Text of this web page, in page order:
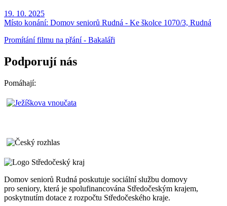
19. 10. 2025
Místo konání: Domov seniorů Rudná - Ke školce 1070/3, Rudná
Promítání filmu na přání - Bakaláři
Podporují nás
Pomáhají:
Domov seniorů Rudná poskutuje sociální službu domovy
pro seniory, která je spolufinancována Středočeským krajem,
poskytnutím dotace z rozpočtu Středočeského kraje.